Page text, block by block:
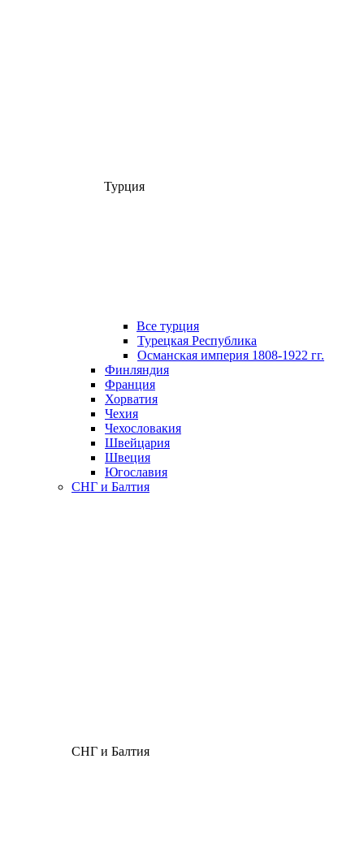
Турция
Все турция
Турецкая Республика
Османская империя 1808-1922 гг.
Финляндия
Франция
Хорватия
Чехия
Чехословакия
Швейцария
Швеция
Югославия
СНГ и Балтия
СНГ и Балтия